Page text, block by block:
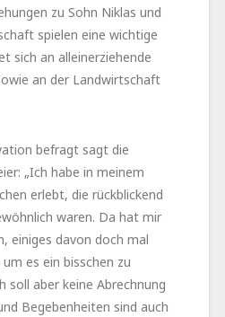
zu Sohn Niklas und
spielen eine wichtige
sich an alleinerziehende
an der Landwirtschaft
befragt sagt die
„Ich habe in meinem
erlebt, die rückblickend
waren. Da hat mir
einiges davon doch mal
es ein bisschen zu
soll aber keine Abrechnung
Begebenheiten sind auch